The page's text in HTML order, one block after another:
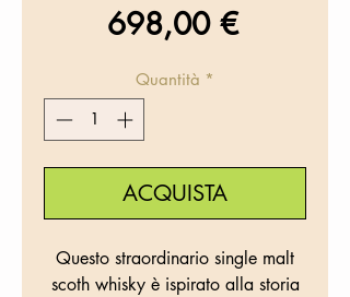
698,00 €Prezzo
Quantità *
ACQUISTA
Questo straordinario single malt
scoth whisky è ispirato alla storia